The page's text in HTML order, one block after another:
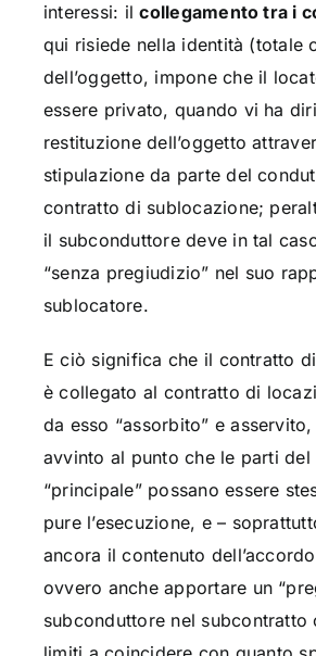
interessi: ilcollegamento tra i
qui risiede nella identità (totale
dell’oggetto, impone che il
essere privato, quando vi ha
restituzione dell’oggetto
stipulazione da parte del
contratto di sublocazione;
il subconduttore deve in tal
“senza pregiudizio” nel suo
sublocatore.
E ciò significa che il contratto
è collegato al contratto di
da esso “assorbito” e
avvinto al punto che le parti
“principale” possano essere
pure l’esecuzione, e –
ancora il contenuto
ovvero anche apportare un
subconduttore nel subcontratto